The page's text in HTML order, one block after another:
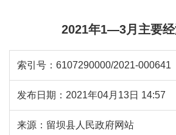
2021年1—3月主要
索引号： 6107290000/2021-000641
发布日期： 2021年04月13日 14:57
来源： 留坝县人民政府网站